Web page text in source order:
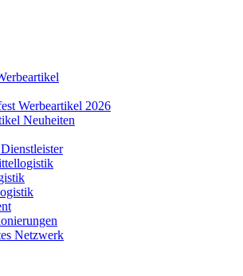
Werbeartikel 2026
Neuheiten
Netzwerk